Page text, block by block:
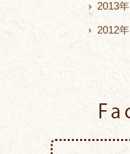
2013年
2012年